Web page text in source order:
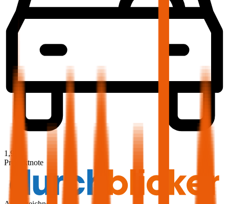
1,9
Produktnote